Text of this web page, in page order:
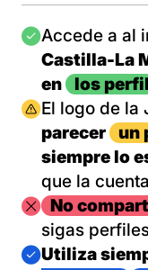
Imagen
Accede a al
Castilla-La
en
los
Imagen
El logo de la
parecer
un
siempre lo
que la
Imagen
No
sigas
Imagen
Utiliza